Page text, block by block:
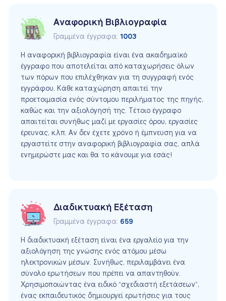
Αναφορική Βιβλιογραφία
Γραμμένα έγγραφα: 1003
Η αναφορική βιβλιογραφία είναι ένα ακαδημαϊκό
έγγραφο που αποτελείται από καταχωρήσεις όλων
των πόρων που επιλέχθηκαν για τη συγγραφή ενός
εγγράφου. Κάθε καταχώρηση απαιτεί την
προετοιμασία ενός σύντομου περιλήματος της πηγής,
καθώς και την αξιολόγησή της. Τέτοιο έγγραφο
απαιτείται συνήθως μαζί με εργασίες όρου, εργασίες
έρευνας, κ.λπ. Αν δεν έχετε χρόνο ή έμπνευση για να
εργαστείτε στην αναφορική βιβλιογραφία σας, απλά
ενημερώστε μας και θα το κάνουμε για εσάς!
Διαδικτυακή Εξέταση
Γραμμένα έγγραφα: 659
Η διαδικτυακή εξέταση είναι ένα εργαλείο για την
αξιολόγηση της γνώσης ενός ατόμου μέσω
ηλεκτρονικών μέσων. Συνήθως, περιλαμβάνει ένα
σύνολο ερωτήσεων που πρέπει να απαντηθούν.
Χρησιμοποιώντας ένα ειδικό “σχεδιαστή εξετάσεων”,
ένας εκπαιδευτικός δημιουργεί ερωτήσεις για τους